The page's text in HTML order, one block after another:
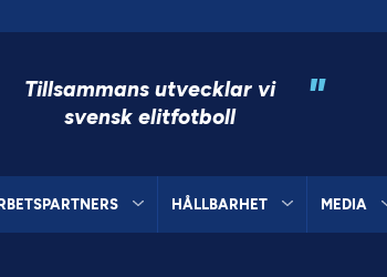
Tillsammans utvecklar vi
svensk elitfotboll
"
HÅLLBARHET MEDIA